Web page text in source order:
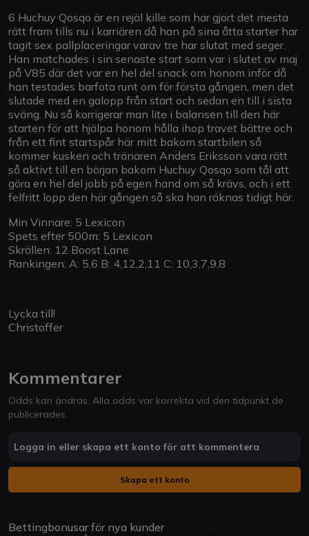
6 Huchuy Qosqo är en rejäl kille som har gjort det mesta
rätt fram tills nu i karriären då han på sina åtta starter har
tagit sex pallplaceringar varav tre har slutat med seger.
Han matchades i sin senaste start som var i slutet av maj
på V85 där det var en hel del snack om honom inför då
han testades barfota runt om för första gången, men det
slutade med en galopp från start och sedan en till i sista
sväng. Nu så korrigerar man lite i balansen till den här
starten för att hjälpa honom hålla ihop travet bättre och
från ett fint startspår här mitt bakom startbilen så
kommer kusken och tränaren Anders Eriksson vara rätt
så aktivt till en början bakom Huchuy Qosqo som tål att
göra en hel del jobb på egen hand om så krävs, och i ett
felfritt lopp den här gången så ska han räknas tidigt här.
Min Vinnare: 5 Lexicon
Spets efter 500m: 5 Lexicon
Skrällen: 12 Boost Lane
Rankingen: A: 5,6 B: 4,12,2,11 C: 10,3,7,9,8
Lycka till!
Christoffer
Kommentarer
Odds kan ändras. Alla odds var korrekta vid den tidpunkt de
publicerades.
Logga in eller skapa ett konto för att kommentera
Skapa ett konto
Bettingbonusar för nya kunder